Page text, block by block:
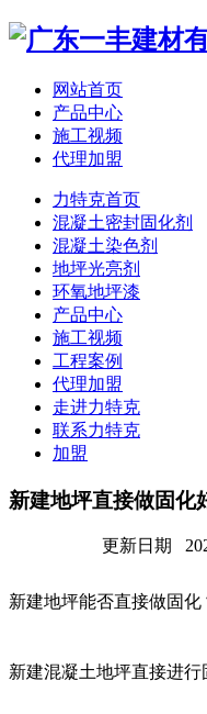
网站首页
产品中心
施工视频
代理加盟
力特克首页
混凝土密封固化剂
混凝土染色剂
地坪光亮剂
环氧地坪漆
产品中心
施工视频
工程案例
代理加盟
走进力特克
联系力特克
加盟
新建地坪直接做固化
更新日期
新建地坪能否直接做固
新建混凝土地坪直接进